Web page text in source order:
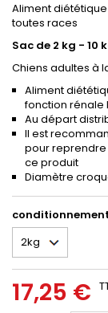
Aliment
toutes races
Sac de 2 kg - 10
Chiens adultes à
Aliment
fonction rénale
Au départ
Il est
pour reprendre
ce produit
Diamètre
conditionnement
17,25 €